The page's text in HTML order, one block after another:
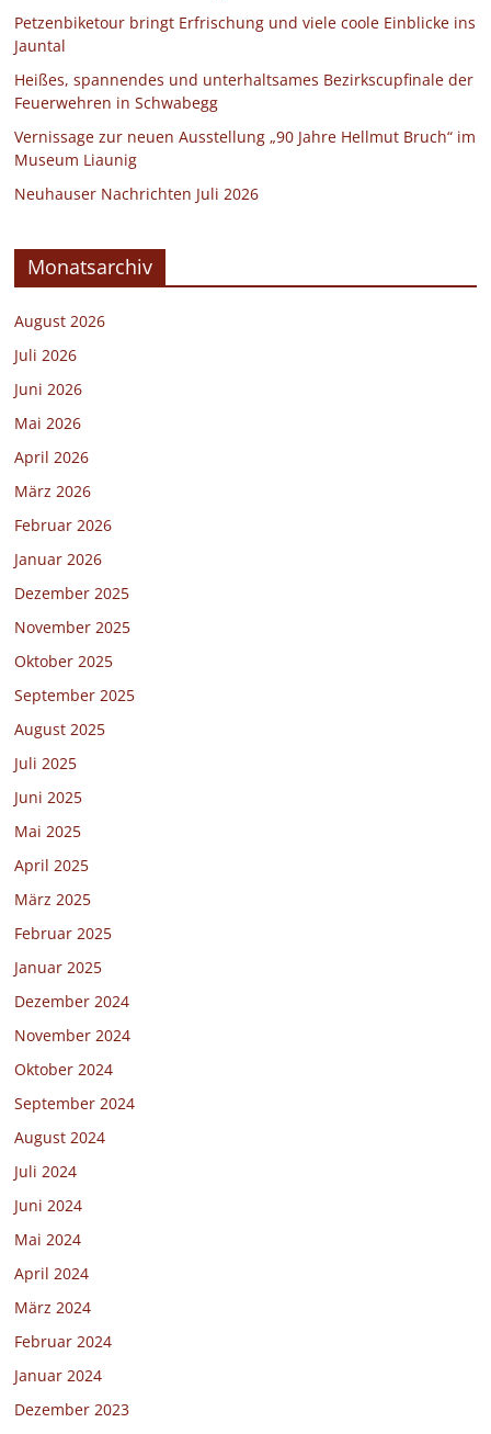
Petzenbiketour bringt Erfrischung und viele coole Einblicke ins
Jauntal
Heißes, spannendes und unterhaltsames Bezirkscupfinale der
Feuerwehren in Schwabegg
Vernissage zur neuen Ausstellung „90 Jahre Hellmut Bruch“ im
Museum Liaunig
Neuhauser Nachrichten Juli 2026
Monatsarchiv
August 2026
Juli 2026
Juni 2026
Mai 2026
April 2026
März 2026
Februar 2026
Januar 2026
Dezember 2025
November 2025
Oktober 2025
September 2025
August 2025
Juli 2025
Juni 2025
Mai 2025
April 2025
März 2025
Februar 2025
Januar 2025
Dezember 2024
November 2024
Oktober 2024
September 2024
August 2024
Juli 2024
Juni 2024
Mai 2024
April 2024
März 2024
Februar 2024
Januar 2024
Dezember 2023